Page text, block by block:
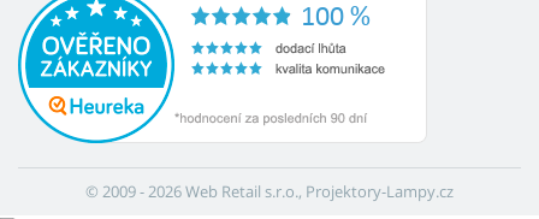
© 2009 - 2026 Web Retail s.r.o., Projektory-Lampy.cz